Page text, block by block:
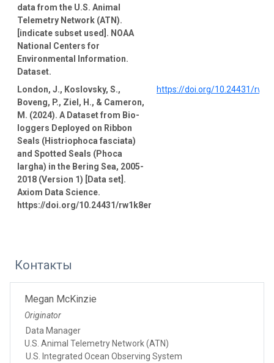
data from the U.S. Animal
Telemetry Network (ATN).
[indicate subset used]. NOAA
National Centers for
Environmental Information.
Dataset.
London, J., Koslovsky, S.,
Boveng, P., Ziel, H., & Cameron,
M. (2024). A Dataset from Bio-
loggers Deployed on Ribbon
Seals (Histriophoca fasciata)
and Spotted Seals (Phoca
largha) in the Bering Sea, 2005-
2018 (Version 1) [Data set].
Axiom Data Science.
https://doi.org/10.24431/rw1k8er
https://doi.org/10.24431/
Контакты
Megan McKinzie
Originator
Data Manager
U.S. Animal Telemetry Network (ATN)
U.S. Integrated Ocean Observing System